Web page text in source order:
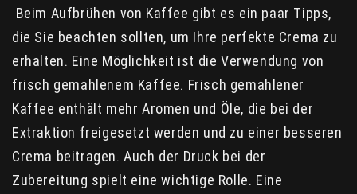
Beim Aufbrühen von Kaffee gibt es ein paar Tipps,
die Sie beachten sollten, um Ihre perfekte Crema zu
erhalten. Eine Möglichkeit ist die Verwendung von
frisch gemahlenem Kaffee. Frisch gemahlener
Kaffee enthält mehr Aromen und Öle, die bei der
Extraktion freigesetzt werden und zu einer besseren
Crema beitragen. Auch der Druck bei der
Zubereitung spielt eine wichtige Rolle. Eine